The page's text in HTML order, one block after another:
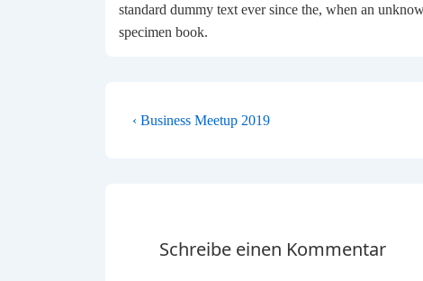
standard dummy text ever since the, when an
specimen book.
Vorheriger
‹ Business Meetup 2019
Schreibe einen Kommentar